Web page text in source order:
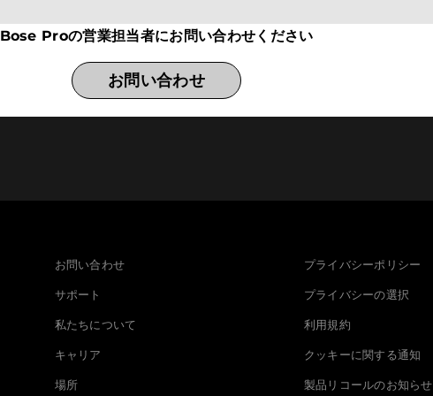
Bose Proの営業担当者にお問い合わせください
お問い合わせ
お問い合わせ
サポート
私たちについて
キャリア
場所
プライバシーポリシー
プライバシーの選択
利用規約
クッキーに関する通知
製品リコールのお知らせ